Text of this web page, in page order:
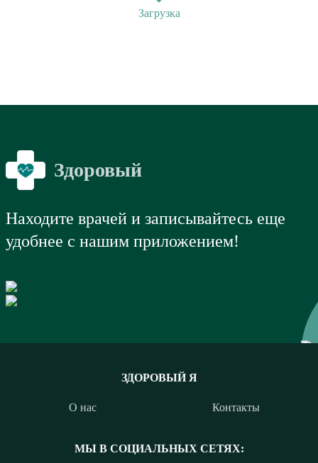
Загрузка
Здоровый
Находите врачей и записывайтесь еще
удобнее с нашим приложением!
ЗДОРОВЫЙ Я
О нас Контакты
МЫ В СОЦИАЛЬНЫХ СЕТЯХ: